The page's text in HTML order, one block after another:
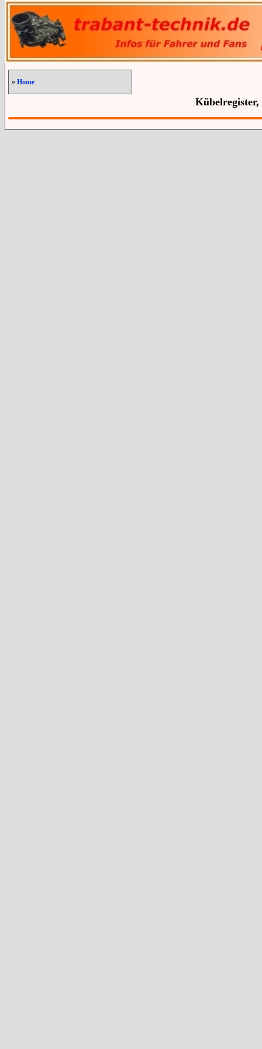
» Home
Kübelregister,